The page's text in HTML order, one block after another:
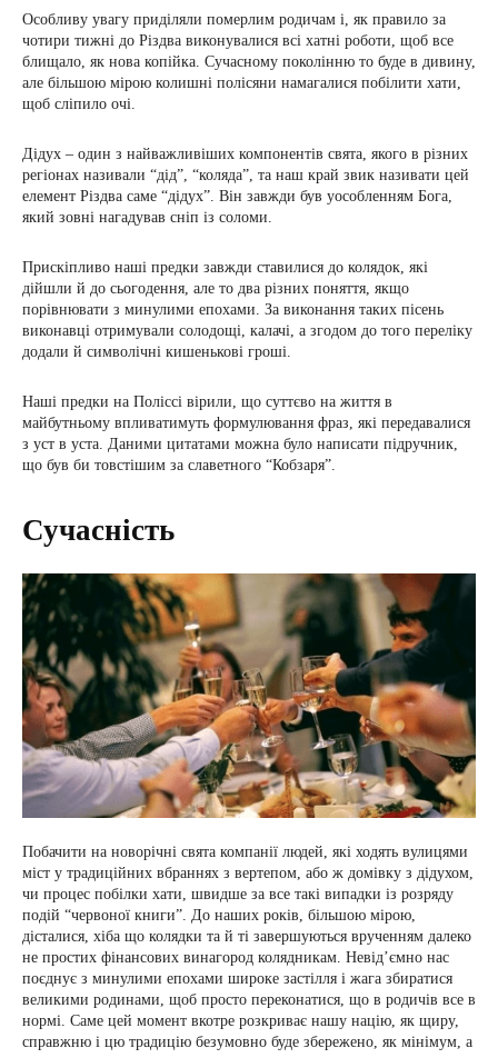
Особливу увагу приділяли померлим родичам і, як правило за
чотири тижні до Різдва виконувалися всі хатні роботи, щоб все
блищало, як нова копійка. Сучасному поколінню то буде в дивину,
але більшою мірою колишні полісяни намагалися побілити хати,
щоб сліпило очі.
Дідух – один з найважливіших компонентів свята, якого в різних
регіонах називали “дід”, “коляда”, та наш край звик називати цей
елемент Різдва саме “дідух”. Він завжди був уособленням Бога,
який зовні нагадував сніп із соломи.
Прискіпливо наші предки завжди ставилися до колядок, які
дійшли й до сьогодення, але то два різних поняття, якщо
порівнювати з минулими епохами. За виконання таких пісень
виконавці отримували солодощі, калачі, а згодом до того переліку
додали й символічні кишенькові гроші.
Наші предки на Поліссі вірили, що суттєво на життя в
майбутньому впливатимуть формулювання фраз, які передавалися
з уст в уста. Даними цитатами можна було написати підручник,
що був би товстішим за славетного “Кобзаря”.
Сучасність
Побачити на новорічні свята компанії людей, які ходять вулицями
міст у традиційних вбраннях з вертепом, або ж домівку з дідухом,
чи процес побілки хати, швидше за все такі випадки із розряду
подій “червоної книги”. До наших років, більшою мірою,
дісталися, хіба що колядки та й ті завершуються врученням далеко
не простих фінансових винагород колядникам. Невід’ємно нас
поєднує з минулими епохами широке застілля і жага збиратися
великими родинами, щоб просто переконатися, що в родичів все в
нормі. Саме цей момент вкотре розкриває нашу націю, як щиру,
справжню і цю традицію безумовно буде збережено, як мінімум, а